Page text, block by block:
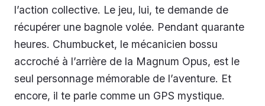
l’action collective. Le jeu, lui, te demande de
récupérer une bagnole volée. Pendant quarante
heures. Chumbucket, le mécanicien bossu
accroché à l’arrière de la Magnum Opus, est le
seul personnage mémorable de l’aventure. Et
encore, il te parle comme un GPS mystique.